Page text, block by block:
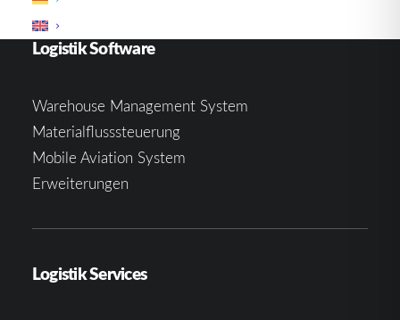
Logistik Software
Warehouse Management System
Materialflusssteuerung
Mobile Aviation System
Erweiterungen
Logistik Services